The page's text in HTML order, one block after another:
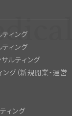
ィング
ィング
ルティング
グ（新規開業・運営
ィング